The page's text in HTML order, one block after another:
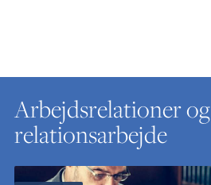
Arbejdsrelationer og
relationsarbejde